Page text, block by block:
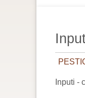
Inputi -